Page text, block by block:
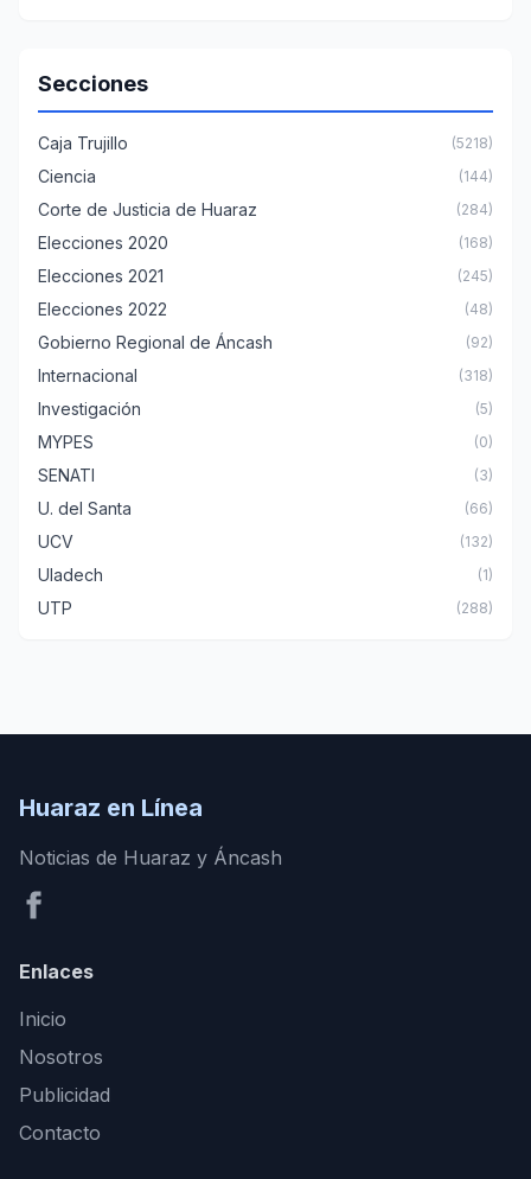
Secciones
Caja Trujillo (5218)
Ciencia (144)
Corte de Justicia de Huaraz (284)
Elecciones 2020 (168)
Elecciones 2021 (245)
Elecciones 2022 (48)
Gobierno Regional de Áncash (92)
Internacional (318)
Investigación (5)
MYPES (0)
SENATI (3)
U. del Santa (66)
UCV (132)
Uladech (1)
UTP (288)
Huaraz en Línea
Noticias de Huaraz y Áncash
Enlaces
Inicio
Nosotros
Publicidad
Contacto